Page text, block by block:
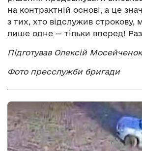
на контрактній основі, а це
з тих, хто відслужив
лише одне — тільки вперед!
Підготував Олексій Мосейченок
Фото пресслужби бригади